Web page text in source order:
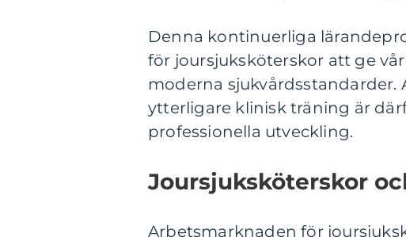
Denna kontinuerliga
för joursjuksköterskor att ge
moderna sjukvårdsstandarder.
ytterligare klinisk träning är
professionella utveckling.
Joursjuksköterskor
Arbetsmarknaden för